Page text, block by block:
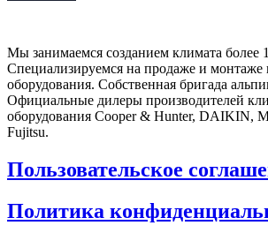
Мы занимаемся созданием климата более
Специализируемся на продаже и монтаже
оборудования. Собственная бригада
Официальные дилеры производителей
оборудования Cooper & Hunter, DAIKIN,
Fujitsu.
Пользовательское
Политика